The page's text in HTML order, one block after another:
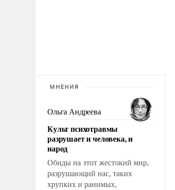
МНЕНИЯ
Ольга Андреева
Культ психотравмы
разрушает и человека, и
народ
Обиды на этот жестокий мир,
разрушающий нас, таких
хрупких и ранимых,